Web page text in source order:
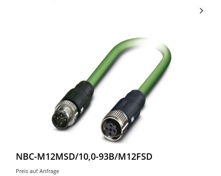
NBC-M12MSD/10,0-93B/M12FSD
Preis auf Anfrage